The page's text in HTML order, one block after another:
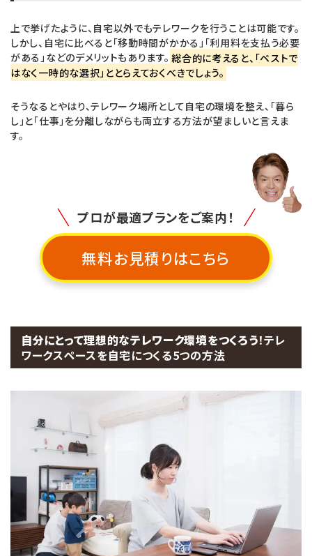
上で挙げたように、自宅以外でもテレワークを行うことは可能です。
しかし、自宅に比べると「移動時間がかかる」「利用料を支払う必要
がある」などのデメリットもあります。 総合的に考えると、「ベストで
はなく一時的な選択」ととらえておくべきでしょう。
そうなるとやはり、テレワーク場所として自宅の環境を整え、「暮ら
し」と「仕事」を分離しながらも両立する方法が望ましいと言えま
す。
プロが最適プランをご案内！
無料お見積りはこちら
自分にとって理想的なテレワーク環境をつくろう！テレ
ワークスペースを自宅につくる5つの方法